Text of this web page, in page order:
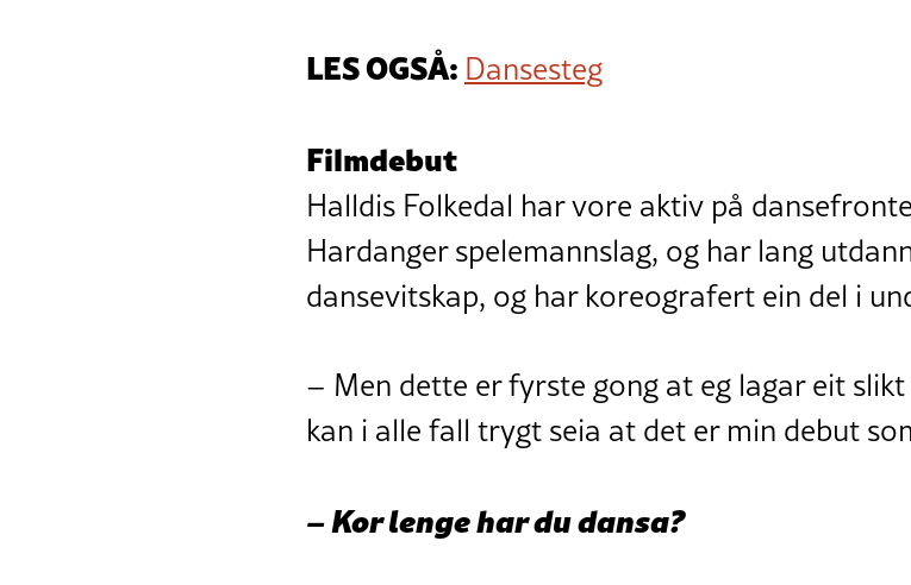
LES OGSÅ: Dansesteg
Filmdebut
Halldis Folkedal har vore aktiv på
Hardanger spelemannslag, og har lang
dansevitskap, og har koreografert ein del i
– Men dette er fyrste gong at eg lagar eit
kan i alle fall trygt seia at det er min debut
– Kor lenge har du dansa?